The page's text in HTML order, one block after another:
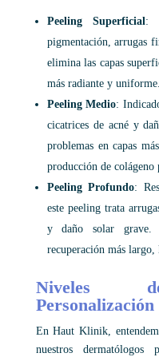
Peeling Superficial:
pigmentación, arrugas
elimina las capas
más radiante y uniforme.
Peeling Medio:
cicatrices de acné y
problemas en capas
producción de
Peeling Profundo:
este peeling trata
y daño solar grave.
recuperación más largo,
Niveles
Personalización
En Haut Klinik,
nuestros dermatólogos